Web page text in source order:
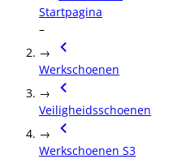
Startpagina
–
→
Werkschoenen
→
Veiligheidsschoenen
→
Werkschoenen S3